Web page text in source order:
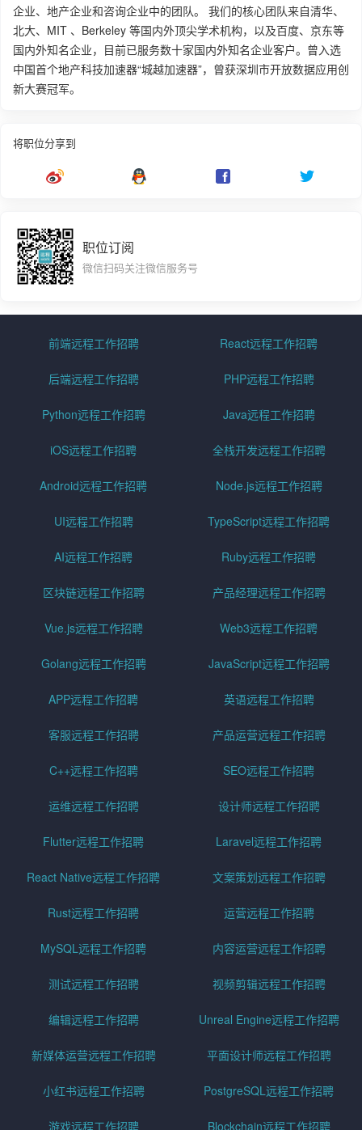
企业、地产企业和咨询企业中的团队。 我们的核心团队来自清华、
北大、MIT 、Berkeley 等国内外顶尖学术机构，以及百度、京东等
国内外知名企业，目前已服务数十家国内外知名企业客户。曾入选
中国首个地产科技加速器“城越加速器”，曾获深圳市开放数据应用创
新大赛冠军。
将职位分享到
职位订阅
微信扫码关注微信服务号
前端远程工作招聘 React远程工作招聘
后端远程工作招聘 PHP远程工作招聘
Python远程工作招聘 Java远程工作招聘
iOS远程工作招聘 全栈开发远程工作招聘
Android远程工作招聘 Node.js远程工作招聘
UI远程工作招聘 TypeScript远程工作招聘
AI远程工作招聘 Ruby远程工作招聘
区块链远程工作招聘 产品经理远程工作招聘
Vue.js远程工作招聘 Web3远程工作招聘
Golang远程工作招聘 JavaScript远程工作招聘
APP远程工作招聘 英语远程工作招聘
客服远程工作招聘 产品运营远程工作招聘
C++远程工作招聘 SEO远程工作招聘
运维远程工作招聘 设计师远程工作招聘
Flutter远程工作招聘 Laravel远程工作招聘
React Native远程工作招聘 文案策划远程工作招聘
Rust远程工作招聘 运营远程工作招聘
MySQL远程工作招聘 内容运营远程工作招聘
测试远程工作招聘 视频剪辑远程工作招聘
编辑远程工作招聘 Unreal Engine远程工作招聘
新媒体运营远程工作招聘 平面设计师远程工作招聘
小红书远程工作招聘 PostgreSQL远程工作招聘
游戏远程工作招聘 Blockchain远程工作招聘